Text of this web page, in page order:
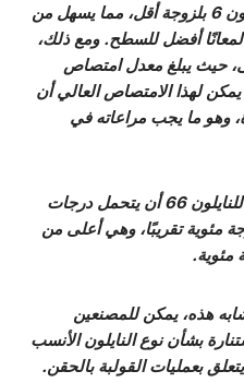
<اللزوجة والقولبة: يتميز النايلون 6 بلزوجة أقل، مما يسهل من
أفضل للسطح. ومع ذلك،
حيث يبلغ معدل امتصاص
التشبع حوالي 10%. يمكن لهذا الامتصاص العالي أن
وهو ما يجب مراعاته في
: يمكن للنايلون 66 أن يتحمل درجات
تتراوح بين 180-190 درجة مئوية تقريبًا، وهي أعلى من
هذه، يمكن للمصنعين
بشأن نوع النايلون الأنسب
بعمليات القولبة بالحقن.